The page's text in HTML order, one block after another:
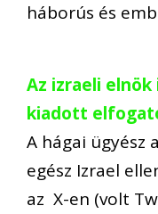
háborús és
Az izraeli
kiadott
A hágai ügyész
egész Izrael
az X-en (volt